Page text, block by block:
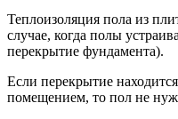
Теплоизоляция пола из
случае, когда полы
перекрытие фундамента).
Если перекрытие
помещением, то пол не